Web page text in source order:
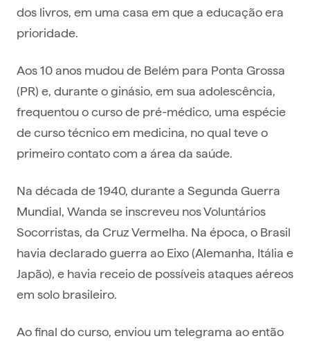
dos livros, em uma casa em que a educação era
prioridade.
Aos 10 anos mudou de Belém para Ponta Grossa
(PR) e, durante o ginásio, em sua adolescência,
frequentou o curso de pré-médico, uma espécie
de curso técnico em medicina, no qual teve o
primeiro contato com a área da saúde.
Na década de 1940, durante a Segunda Guerra
Mundial, Wanda se inscreveu nos Voluntários
Socorristas, da Cruz Vermelha. Na época, o Brasil
havia declarado guerra ao Eixo (Alemanha, Itália e
Japão), e havia receio de possíveis ataques aéreos
em solo brasileiro.
Ao final do curso, enviou um telegrama ao então